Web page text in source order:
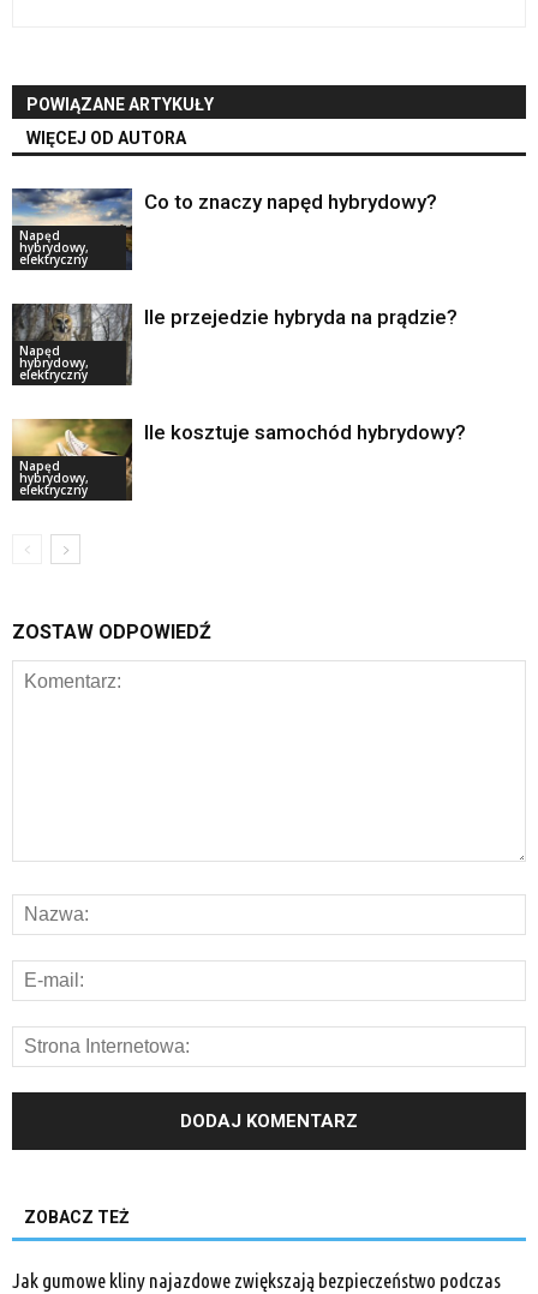
POWIĄZANE ARTYKUŁY
WIĘCEJ OD AUTORA
Napęd
hybrydowy,
elektryczny
Co to znaczy napęd hybrydowy?
Napęd
hybrydowy,
elektryczny
Ile przejedzie hybryda na prądzie?
Napęd
hybrydowy,
elektryczny
Ile kosztuje samochód hybrydowy?
ZOSTAW ODPOWIEDŹ
ZOBACZ TEŻ
Jak gumowe kliny najazdowe zwiększają bezpieczeństwo podczas